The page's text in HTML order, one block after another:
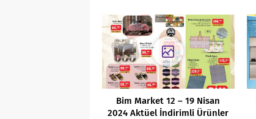
Bim Market 12 – 19 Nisan
2024 Aktüel İndirimli Ürünler